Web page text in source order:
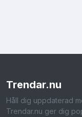
Trendar.nu
Håll dig uppdaterad
Trendar.nu ger dig